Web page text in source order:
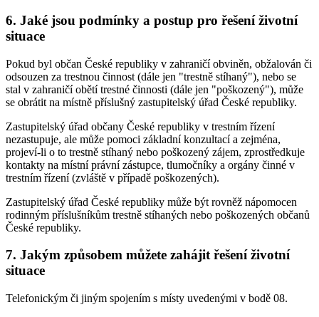
6. Jaké jsou podmínky a postup pro řešení životní
situace
Pokud byl občan České republiky v zahraničí obviněn, obžalován či
odsouzen za trestnou činnost (dále jen "trestně stíhaný"), nebo se
stal v zahraničí obětí trestné činnosti (dále jen "poškozený"), může
se obrátit na místně příslušný zastupitelský úřad České republiky.
Zastupitelský úřad občany České republiky v trestním řízení
nezastupuje, ale může pomoci základní konzultací a zejména,
projeví-li o to trestně stíhaný nebo poškozený zájem, zprostředkuje
kontakty na místní právní zástupce, tlumočníky a orgány činné v
trestním řízení (zvláště v případě poškozených).
Zastupitelský úřad České republiky může být rovněž nápomocen
rodinným příslušníkům trestně stíhaných nebo poškozených občanů
České republiky.
7. Jakým způsobem můžete zahájit řešení životní
situace
Telefonickým či jiným spojením s místy uvedenými v bodě 08.